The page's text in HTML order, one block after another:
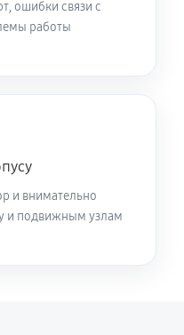
ошибки связи с
работы
и внимательно
и подвижным узлам